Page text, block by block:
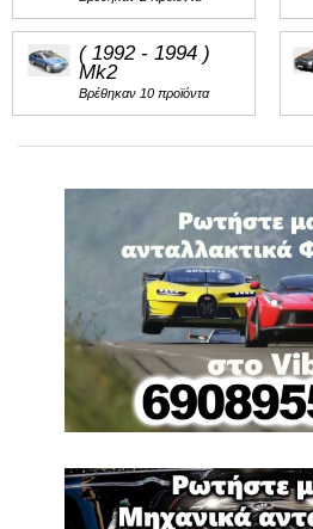
( 1992 - 1994 )
Mk2
Βρέθηκαν 10 προϊόντα